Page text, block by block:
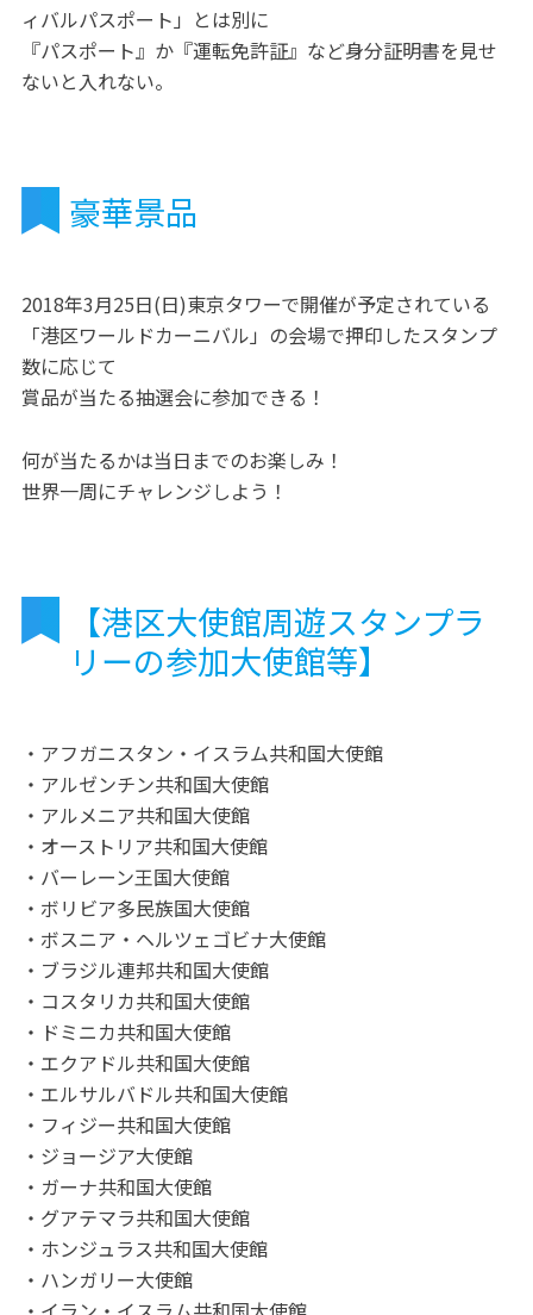
ィバルパスポート」とは別に
『パスポート』か『運転免許証』など身分証明書を見せ
ないと入れない。
豪華景品
2018年3月25日(日)東京タワーで開催が予定されている
「港区ワールドカーニバル」の会場で押印したスタンプ
数に応じて
賞品が当たる抽選会に参加できる！
何が当たるかは当日までのお楽しみ！
世界一周にチャレンジしよう！
【港区大使館周遊スタンプラ
リーの参加大使館等】
・アフガニスタン・イスラム共和国大使館
・アルゼンチン共和国大使館
・アルメニア共和国大使館
・オーストリア共和国大使館
・バーレーン王国大使館
・ボリビア多民族国大使館
・ボスニア・ヘルツェゴビナ大使館
・ブラジル連邦共和国大使館
・コスタリカ共和国大使館
・ドミニカ共和国大使館
・エクアドル共和国大使館
・エルサルバドル共和国大使館
・フィジー共和国大使館
・ジョージア大使館
・ガーナ共和国大使館
・グアテマラ共和国大使館
・ホンジュラス共和国大使館
・ハンガリー大使館